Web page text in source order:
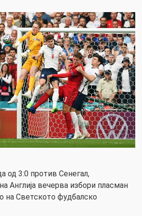
од 3:0 против Сенегал,
Англија вечерва избори пласман
на Светското фудбалско